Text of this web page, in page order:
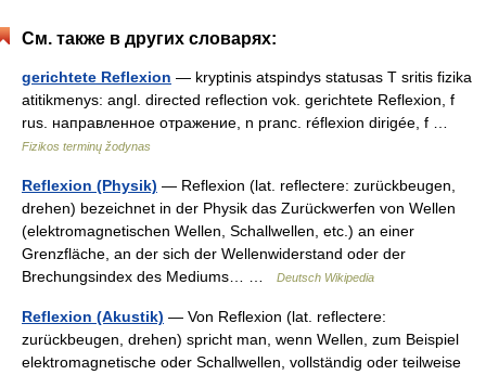
См. также в других словарях:
gerichtete Reflexion — kryptinis atspindys statusas T sritis fizika
atitikmenys: angl. directed reflection vok. gerichtete Reflexion, f
rus. направленное отражение, n pranc. réflexion dirigée, f …
Fizikos terminų žodynas
Reflexion (Physik) — Reflexion (lat. reflectere: zurückbeugen,
drehen) bezeichnet in der Physik das Zurückwerfen von Wellen
(elektromagnetischen Wellen, Schallwellen, etc.) an einer
Grenzfläche, an der sich der Wellenwiderstand oder der
Brechungsindex des Mediums… …
Deutsch Wikipedia
Reflexion (Akustik) — Von Reflexion (lat. reflectere:
zurückbeugen, drehen) spricht man, wenn Wellen, zum Beispiel
elektromagnetische oder Schallwellen, vollständig oder teilweise